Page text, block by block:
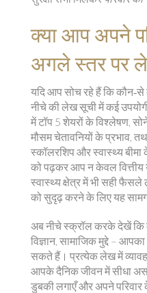
क्या आप अपने
अगले स्तर पर ले
यदि आप सोच रहे हैं कि कौन‑से
नीचे की लेख सूची में कई
में टॉप 5 शेयरों के विश्लेषण,
मौसम चेतावनियों के प्रभाव,
स्कॉलरशिप और स्वास्थ्य
को पढ़कर आप न केवल वित्तीय
स्वास्थ्य क्षेत्र में भी सही
को सुदृढ़ करने के लिए यह
अब नीचे स्क्रॉल करके देखें कि
विज्ञान, सामाजिक मुद्दे –
सकते हैं। प्रत्येक लेख में
आपके दैनिक जीवन में सीधा
डुबकी लगाएँ और अपने